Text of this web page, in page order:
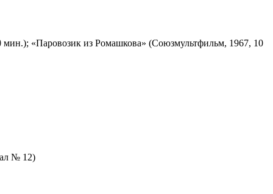
«Паровозик из Ромашкова» (Союзмультфильм, 1967, 10
№ 12)